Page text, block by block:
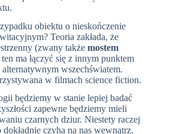
obiektu o nieskończenie
Teoria zakłada, że
(zwany także mostem
ma łączyć się z innym punktem
wszechświatem.
w filmach science fiction.
będziemy w stanie lepiej badać
zapewne będziemy mieli
czarnych dziur. Niestety raczej
czyha na nas wewnątrz.